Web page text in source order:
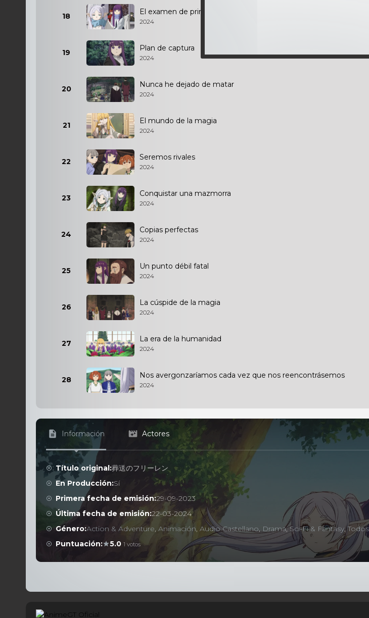
18 El examen de primer nivel
2024
19 Plan de captura
2024
20 Nunca he dejado de matar
2024
21 El mundo de la magia
2024
22 Seremos rivales
2024
23 Conquistar una mazmorra
2024
24 Copias perfectas
2024
25 Un punto débil fatal
2024
26 La cúspide de la magia
2024
27 La era de la humanidad
2024
28 Nos avergonzaríamos cada vez que nos reencontrásemos
2024
Información Actores
Título original:葬送のフリーレン
En Producción:Sí
Primera fecha de emisión:29-09-2023
Última fecha de emisión:22-03-2024
Género:Action & Adventure,Animación,Audio Castellano, Drama,Sci-Fi & Fantasy,
Puntuación:
5.0 1 votos